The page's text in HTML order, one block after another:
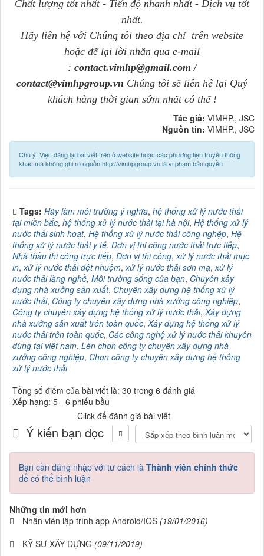
Chất lượng tốt nhất - Tiến độ nhanh nhất - Dịch vụ tốt
nhất.
Hãy liên hệ với Chúng tôi theo địa chỉ trên website
hoặc để lại lời nhắn qua e-mail
: contact.vimhp@gmail.com /
contact@vimhpgroup.vn Chúng tôi sẽ liên hệ lại Quý
khách hàng thời gian sớm nhất có thể !
Tác giả: VIMHP., JSC
Nguồn tin: VIMHP., JSC
Chú ý: Việc đăng lại bài viết trên ở website hoặc các phương tiện truyền thông
khác mà không ghi rõ nguồn http://vimhpgroup.vn là vi phạm bản quyền
Tags: Hãy làm môi trường ý nghĩa, hệ thống xử lý nước thải
tại miền bắc, hệ thống xử lý nước thải tại hà nội, Hệ thống xử lý
nước thải sinh hoạt, Hệ thống xử lý nước thải công nghệp, Hệ
thống xử lý nước thải y tế, Đơn vị thi công nước thải trực tiếp,
Nhà thầu thi công trực tiếp, Đơn vị thi công,xử lý nước thải mục
in,xử lý nước thải dệt nhuộm,xử lý nước thải sơn mạ,xử lý
nước thải làng nghề, Môi trường sống của bạn, Chuyên xây
dựng nhà xưởng sản xuất, Chuyên xây dựng hệ thống xử lý
nước thải, Công ty chuyên xây dựng nhà xưởng công nghiệp,
Công ty chuyên xây dựng hệ thống xử lý nước thải, Xây dựng
nhà xưởng sản xuất trên toàn quốc, Xây dựng hệ thống xử lý
nước thải trên toàn quốc, Các công nghệ xử lý nước thải khuyên
dùng tại việt nam, Lên chọn công ty chuyên xây dựng nhà
xưởng công nghiệp, Chọn công ty chuyên xây dựng hệ thống
xử lý nước thải
Tổng số điểm của bài viết là: 30 trong 6 đánh giá
Xếp hạng: 5 - 6 phiếu bầu
Click để đánh giá bài viết
Ý kiến bạn đọc
Bạn cần đăng nhập với tư cách là Thành viên chính thức
để có thể bình luận
Những tin mới hơn
Nhân viên lập trình app Android/IOS (19/01/2016)
KỸ SƯ XÂY DỰNG (09/11/2019)